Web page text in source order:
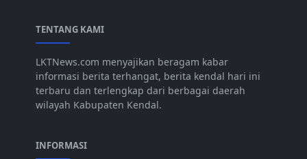
TENTANG KAMI
LKTNews.com menyajikan beragam kabar
informasi berita terhangat, berita kendal hari ini
terbaru dan terlengkap dari berbagai daerah
wilayah Kabupaten Kendal.
INFORMASI